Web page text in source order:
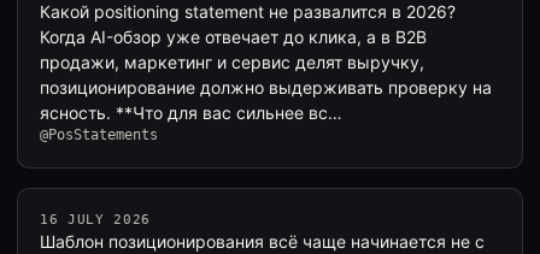
Какой positioning statement не развалится в 2026?
Когда AI-обзор уже отвечает до клика, а в B2B
продажи, маркетинг и сервис делят выручку,
позиционирование должно выдерживать проверку на
ясность. **Что для вас сильнее вс…
@PosStatements
16 JULY 2026
Шаблон позиционирования всё чаще начинается не с